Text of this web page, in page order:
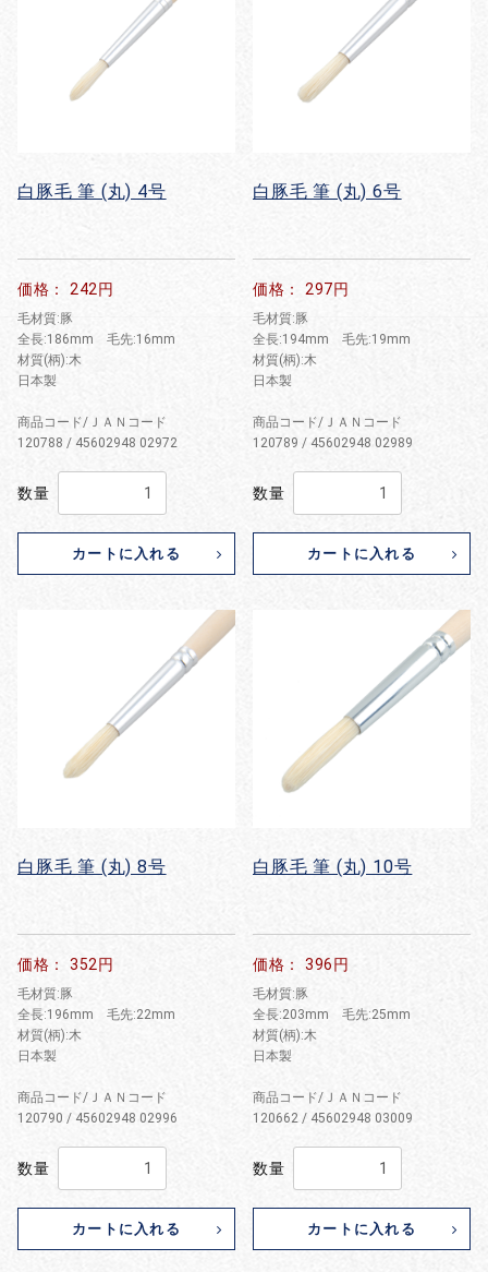
白豚毛 筆 (丸) 4号
価格： 242円
毛材質:豚
全長:186mm 毛先:16mm
材質(柄):木
日本製
商品コード/ＪＡＮコード
120788 / 45602948 02972
数量
カートに入れる
白豚毛 筆 (丸) 6号
価格： 297円
毛材質:豚
全長:194mm 毛先:19mm
材質(柄):木
日本製
商品コード/ＪＡＮコード
120789 / 45602948 02989
数量
カートに入れる
白豚毛 筆 (丸) 8号
価格： 352円
毛材質:豚
全長:196mm 毛先:22mm
材質(柄):木
日本製
商品コード/ＪＡＮコード
120790 / 45602948 02996
数量
カートに入れる
白豚毛 筆 (丸) 10号
価格： 396円
毛材質:豚
全長:203mm 毛先:25mm
材質(柄):木
日本製
商品コード/ＪＡＮコード
120662 / 45602948 03009
数量
カートに入れる